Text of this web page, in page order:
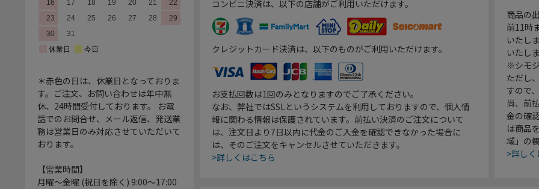
＊赤色の日は、休業日となっておりま
す。ご注文、お問い合わせは年中無
休、24時間受付しております。 お電
話でのお問合せ、メール返信、発送業
務は営業日のみ対応させていただいて
おります。
【営業時間】
月曜～金曜 (祝日を除く) 9:00～17:00
コンビニ決済は、以下の店舗がご利用いただけます。
クレジットカード決済は、以下のものがご利用いただけます。
お支払回数は1回のみとなりますのでご了承ください。
なお、弊社ではSSLというシステムを利用しておりますので、個人情
報に関わる情報は保護されています。前払い決済のご注文について
は、注文日より7日以内に代金のご入金を確認できなかった場合に
は、そのご注文をキャンセルさせていただきます。
>詳しくはこちら
商品の
前11時
いたし
いたし
※シモ
ただし
すので
尚、前
金の確
は商品
域」の
>詳し